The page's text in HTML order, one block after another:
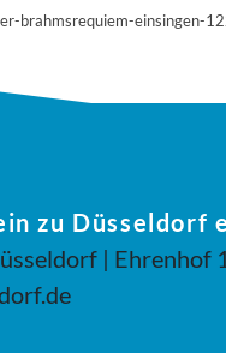
brahmsrequiem-einsingen-
zu Düsseldorf
|